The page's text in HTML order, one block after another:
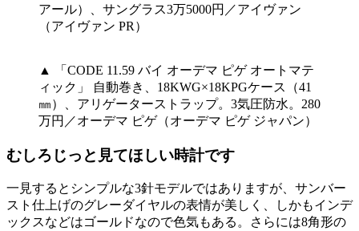
アール）、サングラス3万5000円／アイヴァン
（アイヴァン PR）
▲ 「CODE 11.59 バイ オーデマ ピゲ オートマテ
ィック」 自動巻き、18KWG×18KPGケース（41
㎜）、アリゲーターストラップ。3気圧防水。280
万円／オーデマ ピゲ（オーデマ ピゲ ジャパン）
むしろじっと見てほしい時計です
一見するとシンプルな3針モデルではありますが、サンバー
スト仕上げのグレーダイヤルの表情が美しく、しかもインデ
ックスなどはゴールドなので色気もある。さらには8角形の